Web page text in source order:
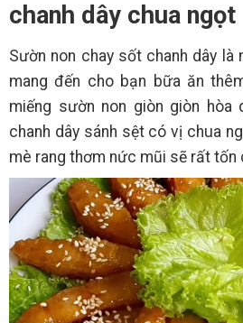
chanh dây chua ngọt
Sườn non chay sốt chanh dây
mang đến cho bạn bữa ăn
miếng sườn non giòn giòn hòa
chanh dây sánh sệt có vị chua
mè rang thơm nức mũi sẽ rất tốn